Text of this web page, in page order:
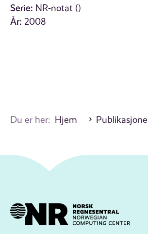
Serie: NR-notat ()
År: 2008
Du er her: Hjem